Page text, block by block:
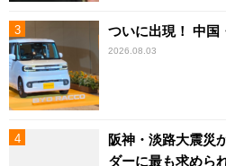
ついに出現！ 中国
2026.08.03
阪神・淡路大震災
ダーに最も求めら